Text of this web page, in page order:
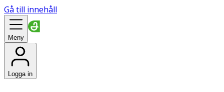
Gå till innehåll
Meny
Logga in